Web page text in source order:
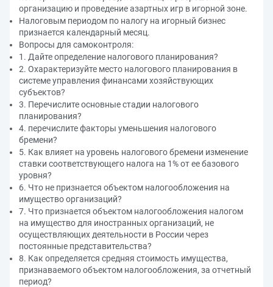
организацию и проведение азартных игр в игорной зоне.
Налоговым периодом по налогу на игорный бизнес
признается календарный месяц.
Вопросы для самоконтроля:
1. Дайте определение налогового планирования?
2. Охарактеризуйте место налогового планирования в
системе управления финансами хозяйствующих
субъектов?
3. Перечислите основные стадии налогового
планирования?
4. перечислите факторы уменьшения налогового
бремени?
5. Как влияет на уровень налогового бремени изменение
ставки соответствующего налога на 1% от ее базового
уровня?
6. Что не признается объектом налогообложения на
имущество организаций?
7. Что признается объектом налогообложения налогом
на имущество для иностранных организаций, не
осуществляющих деятельности в России через
постоянные представительства?
8. Как определяется средняя стоимость имущества,
признаваемого объектом налогообложения, за отчетный
период?